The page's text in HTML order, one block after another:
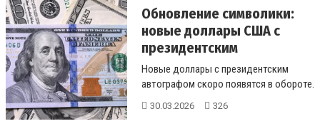
Обновление символики:
новые доллары США с
президентским
автографо...
Новые доллары с президентским
автографом скоро появятся в обороте.
Подробности о визуальных изменени...
30.03.2026 326